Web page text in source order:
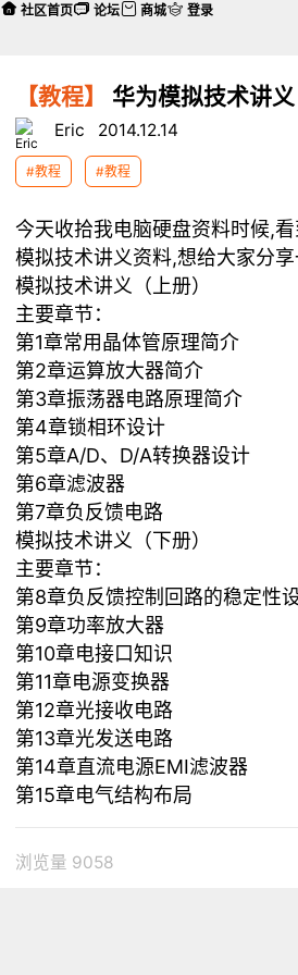
【教程】 华为模拟技术讲义
Eric 2014.12.14
#教程 #教程
今天收拾我电脑硬盘资料时候,
模拟技术讲义资料,想给大家分
模拟技术讲义（上册）
主要章节：
第1章常用晶体管原理简介
第2章运算放大器简介
第3章振荡器电路原理简介
第4章锁相环设计
第5章A/D、D/A转换器设计
第6章滤波器
第7章负反馈电路
模拟技术讲义（下册）
主要章节：
第8章负反馈控制回路的稳定性
第9章功率放大器
第10章电接口知识
第11章电源变换器
第12章光接收电路
第13章光发送电路
第14章直流电源EMI滤波器
第15章电气结构布局
浏览量 9058
社区首页 论坛 商城 登录